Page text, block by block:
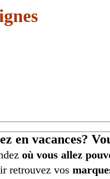
en vacances?
où vous allez
retrouvez vos